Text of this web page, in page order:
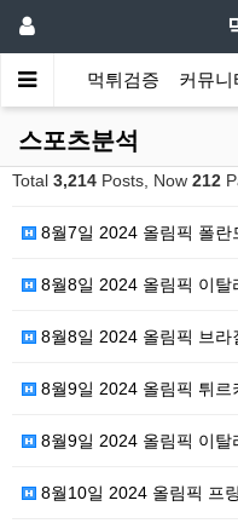
먹튀검증 커뮤니
스포츠분석
Total 3,214 Posts, Now 212
8월7일 2024 올림픽 폴란
8월8일 2024 올림픽 이탈리
8월8일 2024 올림픽 브라질
8월9일 2024 올림픽 튀르키예
8월9일 2024 올림픽 이탈리
8월10일 2024 올림픽 프랑